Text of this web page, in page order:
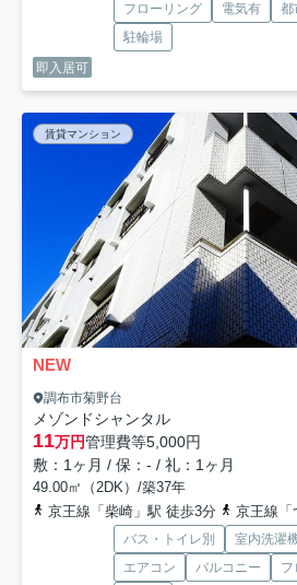
フローリング 電気有
都
駐輪場
即入居可
賃貸マンション
NEW
調布市菊野台
メゾンドシャンタル
11万円管理費等5,000円
敷：1ヶ月 / 保：- / 礼：1ヶ月
49.00㎡（2DK）/築37年
京王線「柴崎」駅 徒歩3分
京王線「
バス・トイレ別
室内洗濯
エアコン
バルコニー
フ